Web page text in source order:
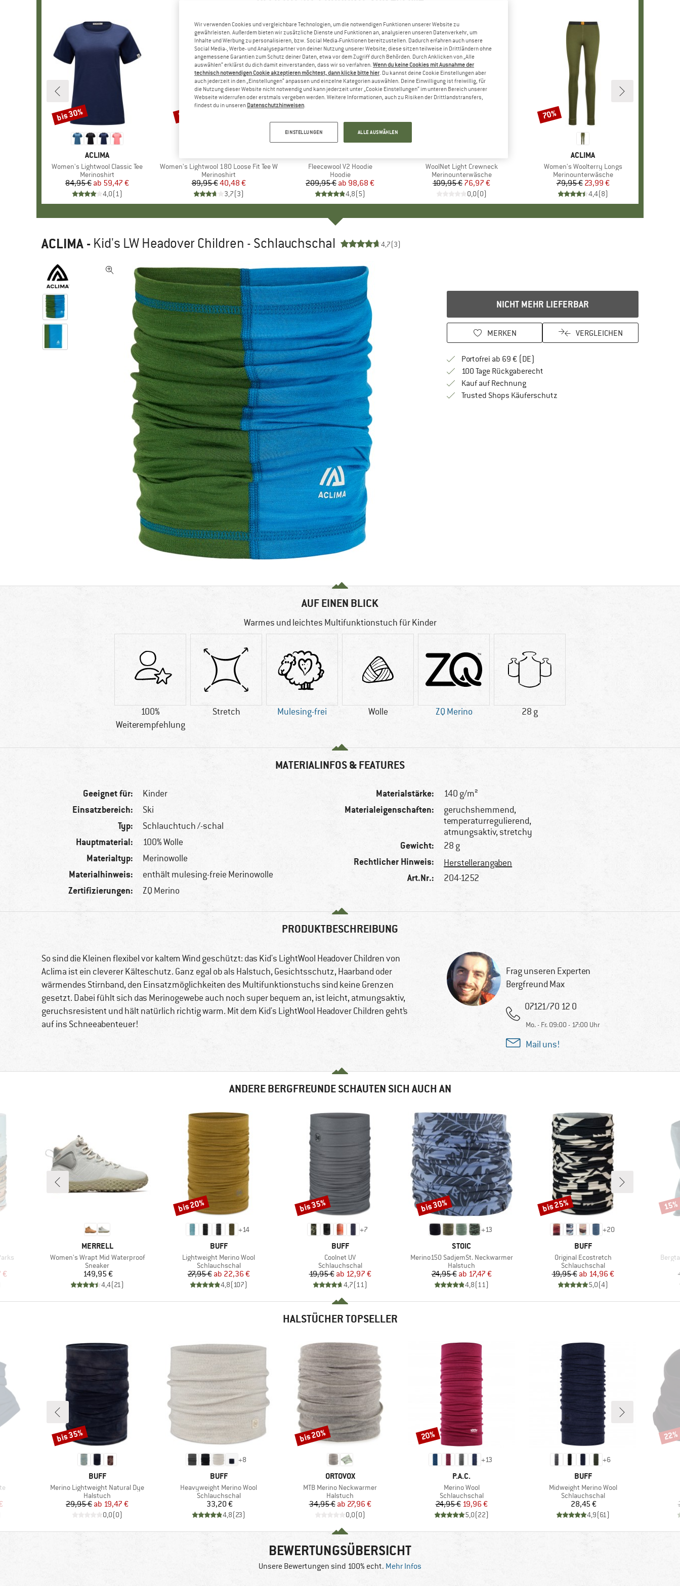
MARKE
ACLIMA
Artikel
Women's Lightwool Classic Tee
Produktgruppe
Merinoshirt
Preis
84,95 € reduzierter Preis
ab 59,47 €
4,0(1)
Rabatt
bis 30%
Artikel
Women's Lightwool 180 Loose Fit Tee W
Produktgruppe
Merinoshirt
Preis
89,95 €reduzierter Preis
40,48 €
3,7(3)
Rabatt
55%
Artikel
Fleecewool V2 Hoodie
Produktgruppe
Hoodie
Preis
209,95 € reduzierter Preis
ab 98,68 €
4,8(5)
Artikel
WoolNet Light Crewneck
Produktgruppe
Merinounterwäsche
Preis
109,95 €reduzierter Preis
76,97 €
0,0(0)
MARKE
ACLIMA
Artikel
Women's Woolterry Longs
Produktgruppe
Merinounterwäsche
Preis
79,95 €reduzierter Preis
23,99 €
4,4(8)
Rabatt
70%
ACLIMA - Kid's LW Headover Children - Schlauchschal 4,7(3)
NICHT MEHR LIEFERBAR
MERKEN VERGLEICHEN
Portofrei ab 69 € (DE)
100 Tage RückgaberechtGehe hier zu den Rückgabe-Richtlinien
Kauf auf RechnungFinde die Zahlungs-Infos hier! Öffnet sich in
Trusted Shops KäuferschutzFinde alle Infos hier!
AUF EINEN BLICK
Warmes und leichtes Multifunktionstuch für Kinder
100%
Weiterempfehlung
Stretch Mulesing-frei Wolle ZQ Merino 28 g
MATERIALINFOS & FEATURES
Geeignet für: Kinder
Einsatzbereich: Ski
Typ: Schlauchtuch /-schal
Hauptmaterial: 100% Wolle
Materialtyp: Merinowolle
Materialhinweis: enthält mulesing-freie Merinowolle
Zertifizierungen: ZQ Merino
Materialstärke: 140 g/m²
Materialeigenschaften:
geruchshemmend,
temperaturregulierend,
atmungsaktiv, stretchy
Gewicht: 28 g
Rechtlicher Hinweis: Herstellerangaben
Art.Nr.: 204-1252
PRODUKTBESCHREIBUNG
So sind die Kleinen flexibel vor kaltem Wind geschützt: das Kid's LightWool Headover Children von
Aclima ist ein cleverer Kälteschutz. Ganz egal ob als Halstuch, Gesichtsschutz, Haarband oder
wärmendes Stirnband, den Einsatzmöglichkeiten des Multifunktionstuchs sind keine Grenzen
gesetzt. Dabei fühlt sich das Merinogewebe auch noch super bequem an, ist leicht, atmungsaktiv,
geruchsresistent und hält natürlich richtig warm. Mit dem Kid's LightWool Headover Children geht’s
auf ins Schneeabenteuer!
Frag unseren Experten
Bergfreund Max
07121/70 12 0
Mo. - Fr. 09:00 - 17:00 Uhr
Mail uns!
ANDERE BERGFREUNDE SCHAUTEN SICH AUCH AN
Preis
€
MARKE
MERRELL
Artikel
Women's Wrapt Mid Waterproof
Produktgruppe
Sneaker
Preis
149,95 €
4,4(21)
+14
MARKE
BUFF
Artikel
Lightweight Merino Wool
Produktgruppe
Schlauchschal
Preis
27,95 € reduzierter Preis
ab 22,36 €
4,8(107)
Rabatt
bis 20%
+7
MARKE
BUFF
Artikel
Coolnet UV
Produktgruppe
Schlauchschal
Preis
19,95 € reduzierter Preis
ab 12,97 €
4,7(11)
Rabatt
bis 35%
+13
MARKE
STOIC
Artikel
Merino150 SadjemSt. Neckwarmer
Produktgruppe
Halstuch
Preis
24,95 € reduzierter Preis
ab 17,47 €
4,8(11)
Rabatt
bis 30%
+20
MARKE
BUFF
Artikel
Original Ecostretch
Produktgruppe
Schlauchschal
Preis
19,95 € reduzierter Preis
ab 14,96 €
5,0(4)
Rabatt
bis 25%
Artikel
15%
HALSTÜCHER TOPSELLER
Preis
MARKE
BUFF
Artikel
Merino Lightweight Natural Dye
Produktgruppe
Halstuch
Preis
29,95 € reduzierter Preis
ab 19,47 €
0,0(0)
Rabatt
bis 35%
+8
MARKE
BUFF
Artikel
Heavyweight Merino Wool
Produktgruppe
Schlauchschal
Preis
33,20 €
4,8(23)
MARKE
ORTOVOX
Artikel
MTB Merino Neckwarmer
Produktgruppe
Halstuch
Preis
34,95 € reduzierter Preis
ab 27,96 €
0,0(0)
Rabatt
bis 20%
+13
MARKE
P.A.C.
Artikel
Merino Wool
Produktgruppe
Schlauchschal
Preis
24,95 €reduzierter Preis
19,96 €
5,0(22)
Rabatt
20%
+6
MARKE
BUFF
Artikel
Midweight Merino Wool
Produktgruppe
Schlauchschal
Preis
28,45 €
4,9(61)
22%
BEWERTUNGSÜBERSICHT
Unsere Bewertungen sind 100% echt. Mehr Infos
Wir verwenden Cookies und vergleichbare Technologien, um die notwendigen Funktionen unserer Website zu
gewährleisten. Außerdem bieten wir zusätzliche Dienste und Funktionen an, analysieren unseren Datenverkehr, um
Inhalte und Werbung zu personalisieren, bzw. Social Media-Funktionen bereitzustellen. Dadurch erfahren auch unsere
Social Media-, Werbe- und Analysepartner von deiner Nutzung unserer Website; diese sitzen teilweise in Drittländern ohne
angemessene Garantien zum Schutz deiner Daten, etwa vor dem Zugriff durch Behörden. Durch Anklicken von „Alle
auswählen“ erklärst du dich damit einverstanden, dass wir so verfahren. Wenn du keine Cookies mit Ausnahme der
technisch notwendigen Cookie akzeptieren möchtest, dann klicke bitte hier. Du kannst deine Cookie Einstellungen aber
auch jederzeit in den „Einstellungen“ anpassen und einzelne Kategorien auswählen. Deine Einwilligung ist freiwillig, für
die Nutzung dieser Website nicht notwendig und kann jederzeit unter „Cookie Einstellungen“ im unteren Bereich unserer
Webseite widerrufen oder erstmals vergeben werden. Weitere Informationen, auch zu Risiken der Drittlandstransfers,
findest du in unseren Datenschutzhinweisen.
EINSTELLUNGEN ALLE AUSWÄHLEN